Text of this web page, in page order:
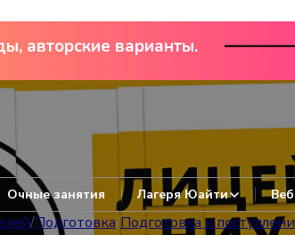
авторские варианты.
Очные занятия Лагеря Юайти
/Подготовка/Подготовка к